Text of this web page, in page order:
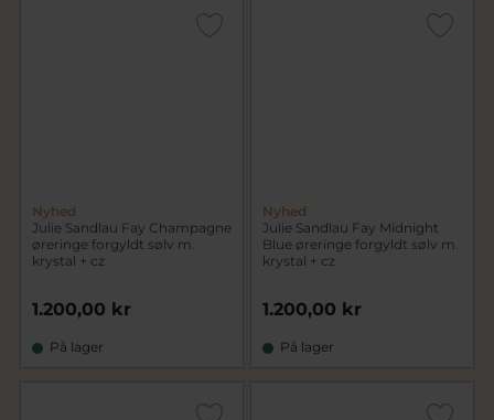
Nyhed
Julie Sandlau Fay Champagne
øreringe forgyldt sølv m.
krystal + cz
1.200,00 kr
På lager
Nyhed
Julie Sandlau Fay Midnight
Blue øreringe forgyldt sølv m.
krystal + cz
1.200,00 kr
På lager